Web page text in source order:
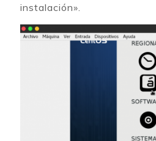
instalación».